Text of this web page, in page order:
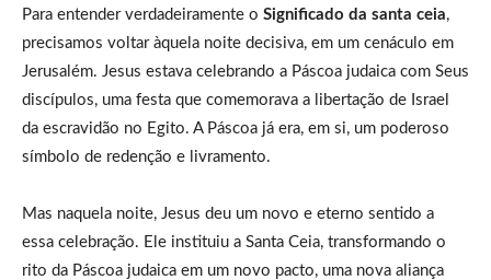
Para entender verdadeiramente o Significado da santa ceia,
precisamos voltar àquela noite decisiva, em um cenáculo em
Jerusalém. Jesus estava celebrando a Páscoa judaica com Seus
discípulos, uma festa que comemorava a libertação de Israel
da escravidão no Egito. A Páscoa já era, em si, um poderoso
símbolo de redenção e livramento.
Mas naquela noite, Jesus deu um novo e eterno sentido a
essa celebração. Ele instituiu a Santa Ceia, transformando o
rito da Páscoa judaica em um novo pacto, uma nova aliança